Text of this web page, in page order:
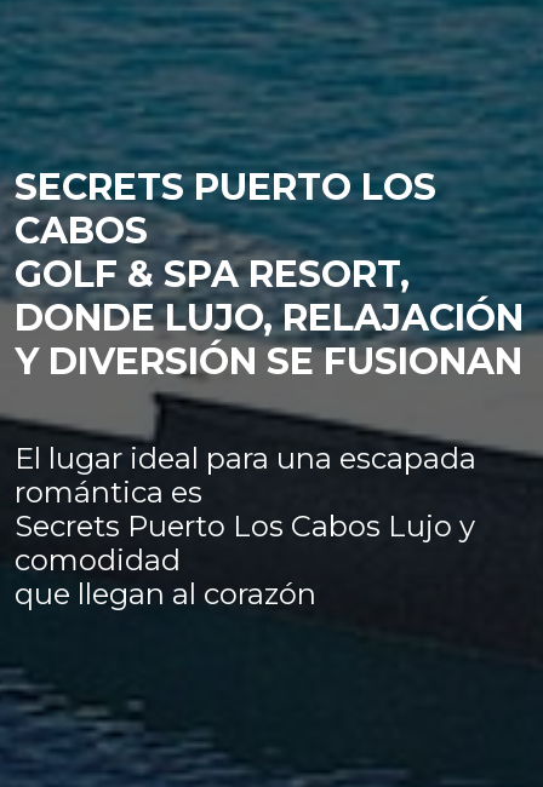
SECRETS PUERTO LOS
CABOS
GOLF & SPA RESORT,
DONDE LUJO, RELAJACIÓN
Y DIVERSIÓN SE FUSIONAN
El lugar ideal para una escapada
romántica es
Secrets Puerto Los Cabos Lujo y
comodidad
que llegan al corazón